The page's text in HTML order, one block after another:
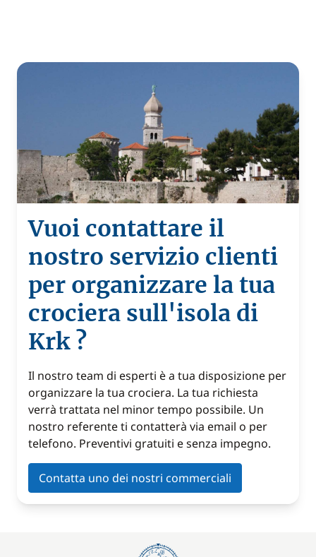
Vuoi contattare il
nostro servizio clienti
per organizzare la tua
crociera sull'isola di
Krk ?
Il nostro team di esperti è a tua disposizione per
organizzare la tua crociera. La tua richiesta
verrà trattata nel minor tempo possibile. Un
nostro referente ti contatterà via email o per
telefono. Preventivi gratuiti e senza impegno.
Contatta uno dei nostri commerciali